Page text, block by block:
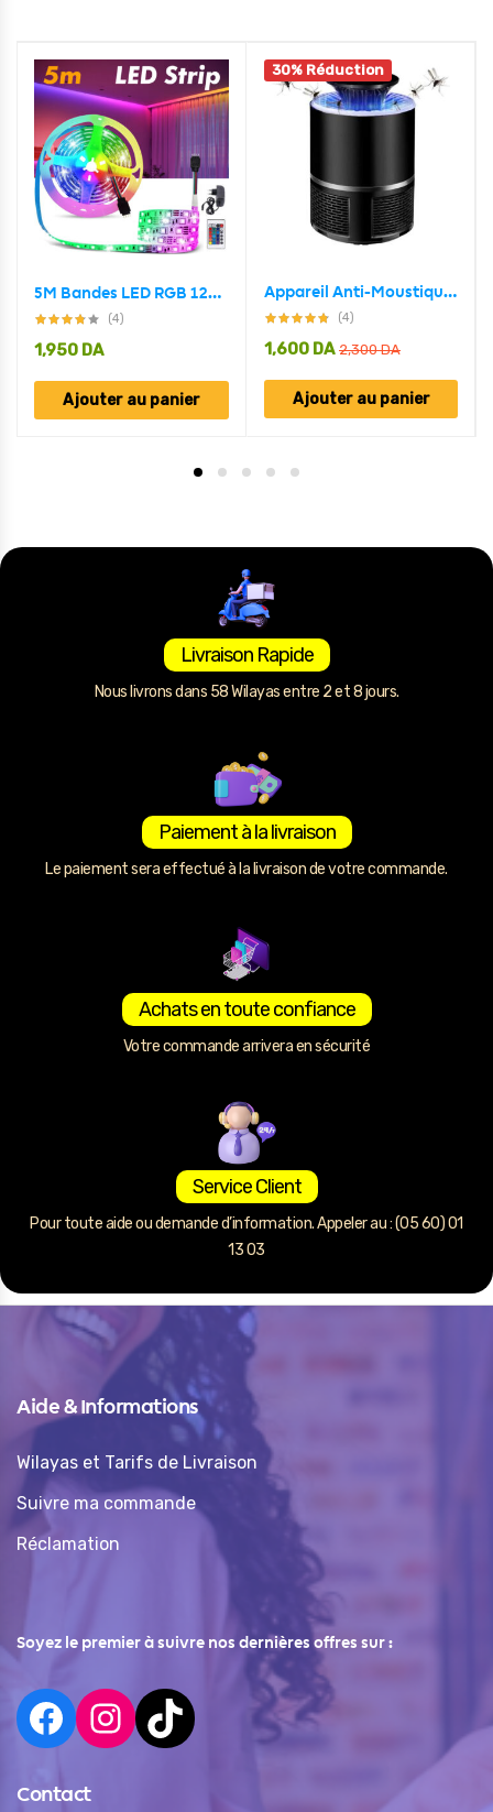
5M Bandes LED RGB 12V pour éclairage intérieur et extérieur
(4)
1,950 DA
Ajouter au panier
30% Réduction
Appareil Anti-Moustique USB 5W Avec Lampe LED Écologique
(4)
2,300DA
1,600 DA
Ajouter au panier
Livraison Rapide
Nous livrons dans 58 Wilayas entre 2 et 8 jours.
Paiement à la livraison
Le paiement sera effectué à la livraison de votre commande.
Achats en toute confiance
Votre commande arrivera en sécurité
Service Client
Pour toute aide ou demande d’information. Appeler au : (05 60) 01
13 03
Aide & Informations
Wilayas et Tarifs de Livraison
Suivre ma commande
Réclamation
Soyez le premier à suivre nos dernières offres sur :
Contact